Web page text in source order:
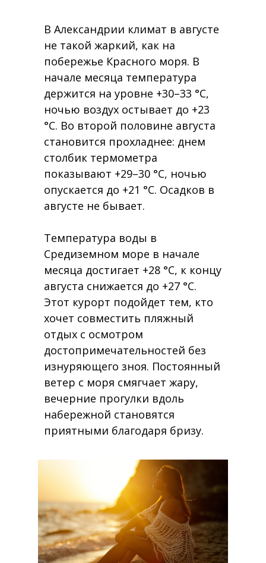
В Александрии климат в августе
не такой жаркий, как на
побережье Красного моря. В
начале месяца температура
держится на уровне +30–33 °C,
ночью воздух остывает до +23
°C. Во второй половине августа
становится прохладнее: днем
столбик термометра
показывают +29–30 °C, ночью
опускается до +21 °C. Осадков в
августе не бывает.
Температура воды в
Средиземном море в начале
месяца достигает +28 °C, к концу
августа снижается до +27 °C.
Этот курорт подойдет тем, кто
хочет совместить пляжный
отдых с осмотром
достопримечательностей без
изнуряющего зноя. Постоянный
ветер с моря смягчает жару,
вечерние прогулки вдоль
набережной становятся
приятными благодаря бризу.